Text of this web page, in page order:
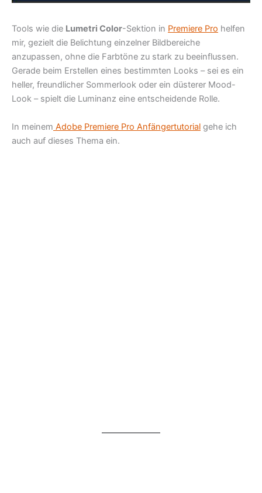
Tools wie die Lumetri Color-Sektion in Premiere Pro helfen
mir, gezielt die Belichtung einzelner Bildbereiche
anzupassen, ohne die Farbtöne zu stark zu beeinflussen.
Gerade beim Erstellen eines bestimmten Looks – sei es ein
heller, freundlicher Sommerlook oder ein düsterer Mood-
Look – spielt die Luminanz eine entscheidende Rolle.
In meinem Adobe Premiere Pro Anfängertutorial gehe ich
auch auf dieses Thema ein.